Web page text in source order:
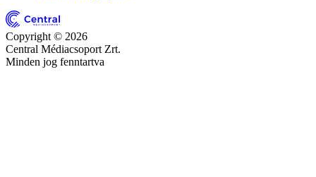
Copyright © 2026
Central Médiacsoport Zrt.
Minden jog fenntartva